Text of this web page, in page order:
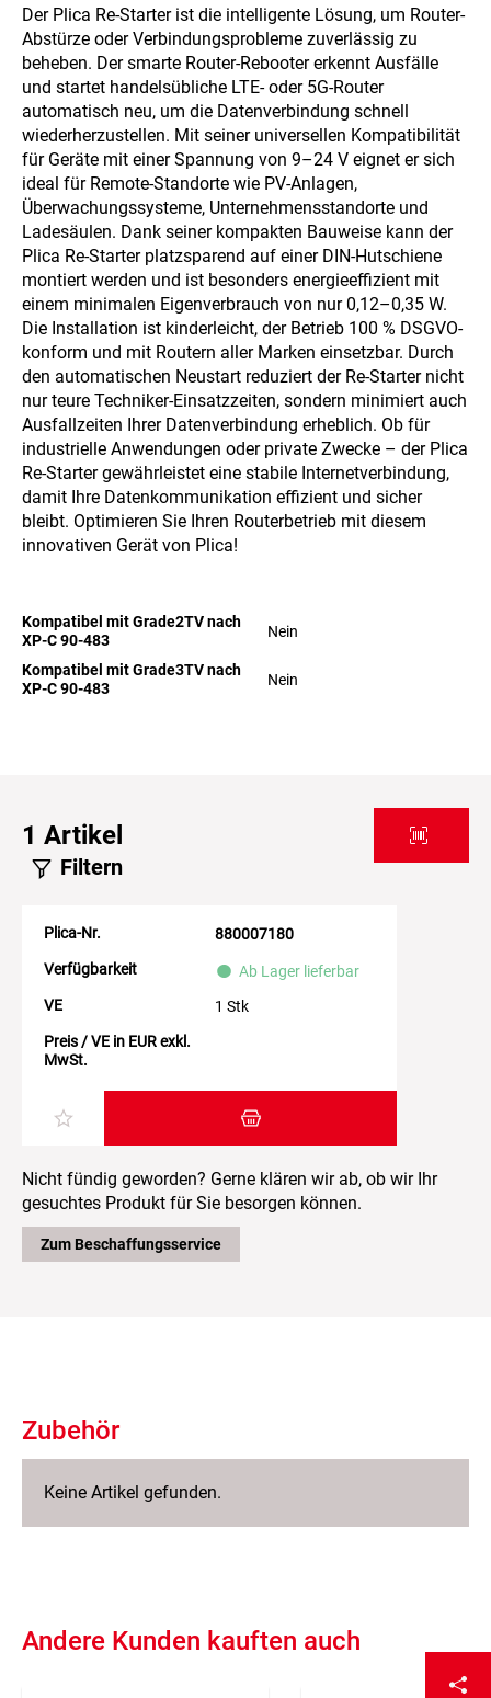
Der Plica Re-Starter ist die intelligente Lösung, um Router-
Abstürze oder Verbindungsprobleme zuverlässig zu
beheben. Der smarte Router-Rebooter erkennt Ausfälle
und startet handelsübliche LTE- oder 5G-Router
automatisch neu, um die Datenverbindung schnell
wiederherzustellen. Mit seiner universellen Kompatibilität
für Geräte mit einer Spannung von 9–24 V eignet er sich
ideal für Remote-Standorte wie PV-Anlagen,
Überwachungssysteme, Unternehmensstandorte und
Ladesäulen. Dank seiner kompakten Bauweise kann der
Plica Re-Starter platzsparend auf einer DIN-Hutschiene
montiert werden und ist besonders energieeffizient mit
einem minimalen Eigenverbrauch von nur 0,12–0,35 W.
Die Installation ist kinderleicht, der Betrieb 100 % DSGVO-
konform und mit Routern aller Marken einsetzbar. Durch
den automatischen Neustart reduziert der Re-Starter nicht
nur teure Techniker-Einsatzzeiten, sondern minimiert auch
Ausfallzeiten Ihrer Datenverbindung erheblich. Ob für
industrielle Anwendungen oder private Zwecke – der Plica
Re-Starter gewährleistet eine stabile Internetverbindung,
damit Ihre Datenkommunikation effizient und sicher
bleibt. Optimieren Sie Ihren Routerbetrieb mit diesem
innovativen Gerät von Plica!
Kompatibel mit Grade2TV nach
XP-C 90-483
Nein
Kompatibel mit Grade3TV nach
XP-C 90-483
Nein
1 Artikel
Filtern
Plica-Nr.
880007180
Verfügbarkeit
Ab Lager lieferbar
VE
1 Stk
Preis / VE in EUR exkl.
MwSt.
Zum Warenkorb hinzufügen
Nicht fündig geworden? Gerne klären wir ab, ob wir Ihr
gesuchtes Produkt für Sie besorgen können.
Zum Beschaffungsservice
Zubehör
Keine Artikel gefunden.
Andere Kunden kauften auch